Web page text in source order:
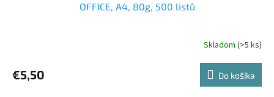
OFFICE, A4, 80g, 500 listů
Skladom (>5 ks)
€5,50 Do košíka